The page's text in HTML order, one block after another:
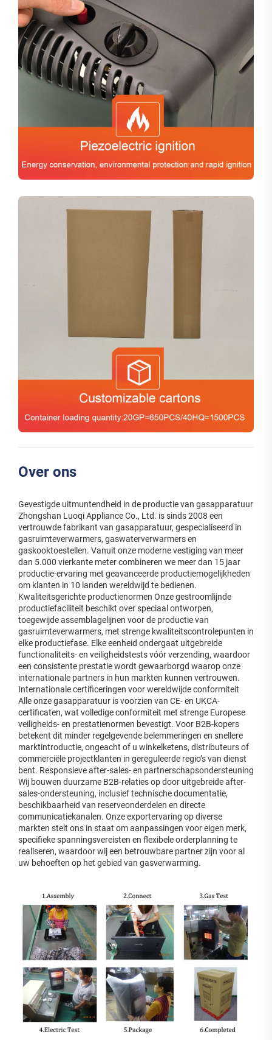
Over ons
Gevestigde uitmuntendheid in de productie van gasapparatuur
Zhongshan Luoqi Appliance Co., Ltd. is sinds 2008 een
vertrouwde fabrikant van gasapparatuur, gespecialiseerd in
gasruimteverwarmers, gaswaterverwarmers en
gaskooktoestellen. Vanuit onze moderne vestiging van meer
dan 5.000 vierkante meter combineren we meer dan 15 jaar
productie-ervaring met geavanceerde productiemogelijkheden
om klanten in 10 landen wereldwijd te bedienen.
Kwaliteitsgerichte productienormen Onze gestroomlijnde
productiefaciliteit beschikt over speciaal ontworpen,
toegewijde assemblagelijnen voor de productie van
gasruimteverwarmers, met strenge kwaliteitscontrolepunten in
elke productiefase. Elke eenheid ondergaat uitgebreide
functionaliteits- en veiligheidstests vóór verzending, waardoor
een consistente prestatie wordt gewaarborgd waarop onze
internationale partners in hun markten kunnen vertrouwen.
Internationale certificeringen voor wereldwijde conformiteit
Alle onze gasapparatuur is voorzien van CE- en UKCA-
certificaten, wat volledige conformiteit met strenge Europese
veiligheids- en prestatienormen bevestigt. Voor B2B-kopers
betekent dit minder regelgevende belemmeringen en snellere
marktintroductie, ongeacht of u winkelketens, distributeurs of
commerciële projectklanten in gereguleerde regio’s van dienst
bent. Responsieve after-sales- en partnerschapsondersteuning
Wij bouwen duurzame B2B-relaties op door uitgebreide after-
sales-ondersteuning, inclusief technische documentatie,
beschikbaarheid van reserveonderdelen en directe
communicatiekanalen. Onze exportervaring op diverse
markten stelt ons in staat om aanpassingen voor eigen merk,
specifieke spanningsvereisten en flexibele orderplanning te
realiseren, waardoor wij een betrouwbare partner zijn voor al
uw behoeften op het gebied van gasverwarming.